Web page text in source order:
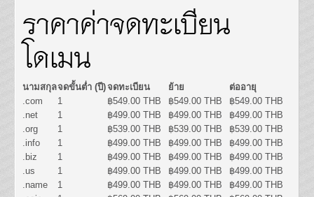
ราคาค่าจดทะเบียน
โดเมน
นามสกุลจดขั้นต่ำ (ปี)จดทะเบียน ย้าย
ต่ออายุ
.com
1 ฿549.00 THB ฿549.00 THB
฿549.00 THB
.net
1 ฿499.00 THB ฿499.00 THB
฿499.00 THB
.org
1 ฿539.00 THB ฿539.00 THB
฿539.00 THB
.info
1 ฿499.00 THB ฿499.00 THB
฿499.00 THB
.biz
1 ฿499.00 THB ฿499.00 THB
฿499.00 THB
.us
1 ฿499.00 THB ฿499.00 THB
฿499.00 THB
.name
1 ฿499.00 THB ฿499.00 THB
฿499.00 THB